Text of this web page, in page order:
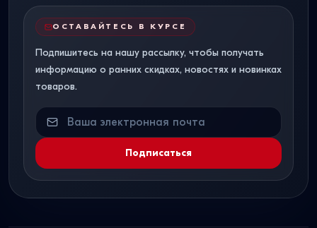
ОСТАВАЙТЕСЬ В КУРСЕ
Подпишитесь на нашу рассылку, чтобы получать
информацию о ранних скидках, новостях и новинках
товаров.
Подписаться